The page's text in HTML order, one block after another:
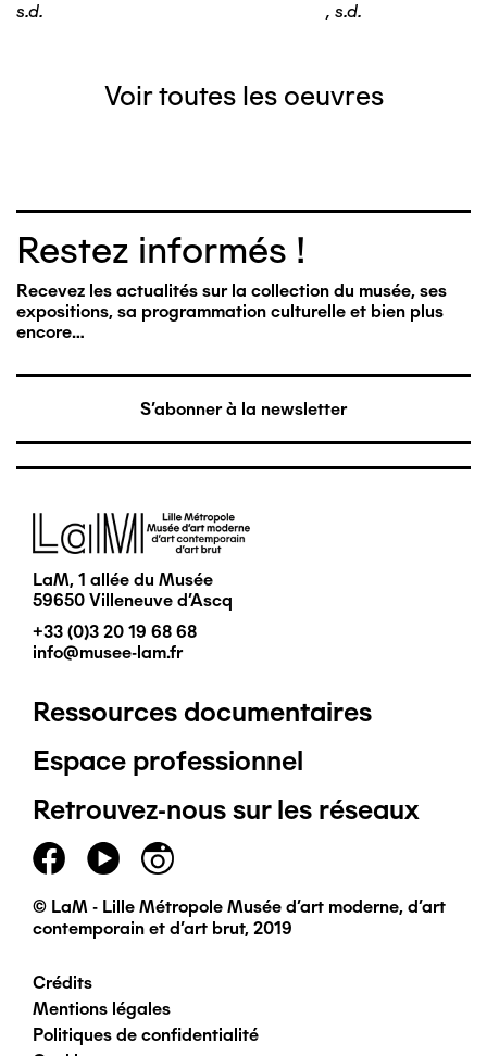
s.d.
, s.d.
Voir toutes les oeuvres
Restez informés !
Recevez les actualités sur la collection du musée, ses
expositions, sa programmation culturelle et bien plus
encore…
S'abonner à la newsletter
Image
LaM, 1 allée du Musée
59650 Villeneuve d'Ascq
+33 (0)3 20 19 68 68
info@musee-lam.fr
Pied
de
page
principal
Ressources documentaires
Espace professionnel
Retrouvez-nous sur les réseaux
© LaM - Lille Métropole Musée d'art moderne, d'art
contemporain et d'art brut, 2019
Pied
Crédits
Mentions légales
Politiques de confidentialité